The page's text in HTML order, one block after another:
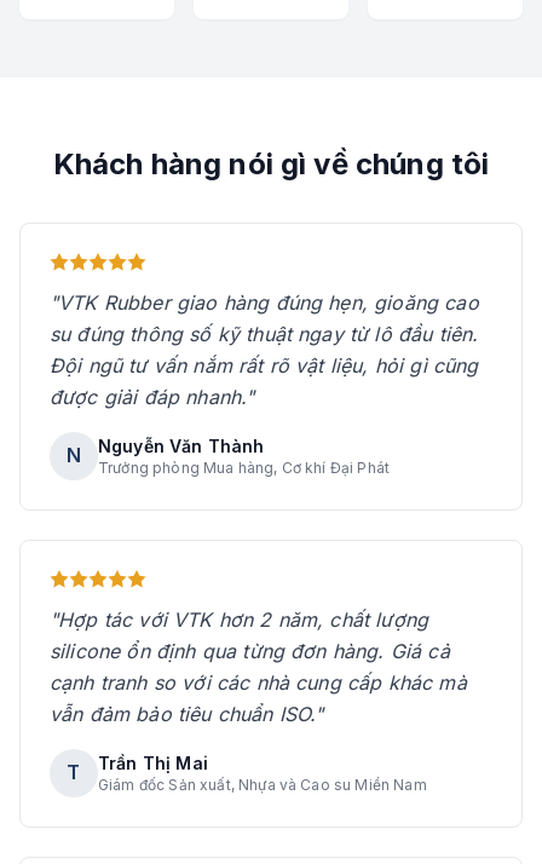
Khách hàng nói gì về chúng tôi
"VTK Rubber giao hàng đúng hẹn, gioăng cao
su đúng thông số kỹ thuật ngay từ lô đầu tiên.
Đội ngũ tư vấn nắm rất rõ vật liệu, hỏi gì cũng
được giải đáp nhanh."
N Nguyễn Văn Thành
Trưởng phòng Mua hàng, Cơ khí Đại Phát
"Hợp tác với VTK hơn 2 năm, chất lượng
silicone ổn định qua từng đơn hàng. Giá cả
cạnh tranh so với các nhà cung cấp khác mà
vẫn đảm bảo tiêu chuẩn ISO."
T Trần Thị Mai
Giám đốc Sản xuất, Nhựa và Cao su Miền Nam